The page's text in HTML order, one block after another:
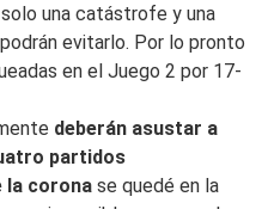
una catástrofe y una
evitarlo. Por lo pronto
en el Juego 2 por 17-
deberán asustar a
partidos
la corona se quedé en la